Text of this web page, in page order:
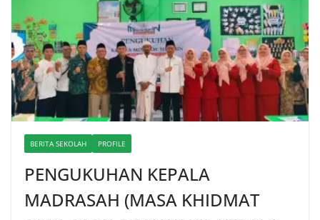
BERITA SEKOLAH PROFILE
PENGUKUHAN KEPALA
MADRASAH (MASA KHIDMAT